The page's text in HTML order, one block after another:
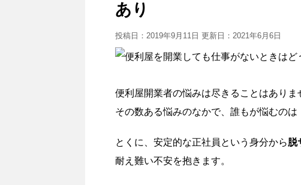
あり
投稿日：2019年9月11日 更新日： 2021年6月6日
便利屋開業者の悩みは尽きることはありま
その数ある悩みのなかで、誰もが悩むのは
とくに、安定的な正社員という身分から脱
耐え難い不安を抱きます。